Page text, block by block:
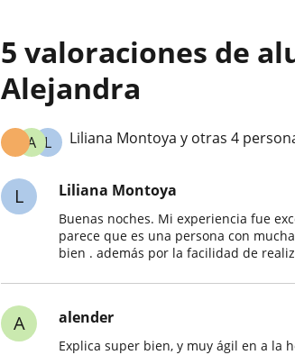
5 valoraciones de
Alejandra
L
A Liliana Montoya y otras 4
L Liliana Montoya
Buenas noches. Mi experiencia fue
parece que es una persona con
bien . además por la facilidad de
A alender
Explica super bien, y muy ágil en a la